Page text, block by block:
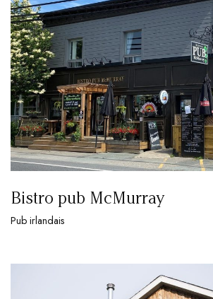
Bistro pub McMurray
Pub irlandais